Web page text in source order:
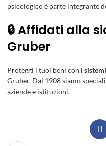
psicologico è parte integrante
🔒 Affidati alla
Gruber
Proteggi i tuoi beni con i
Gruber. Dal 1908 siamo
aziende e istituzioni.